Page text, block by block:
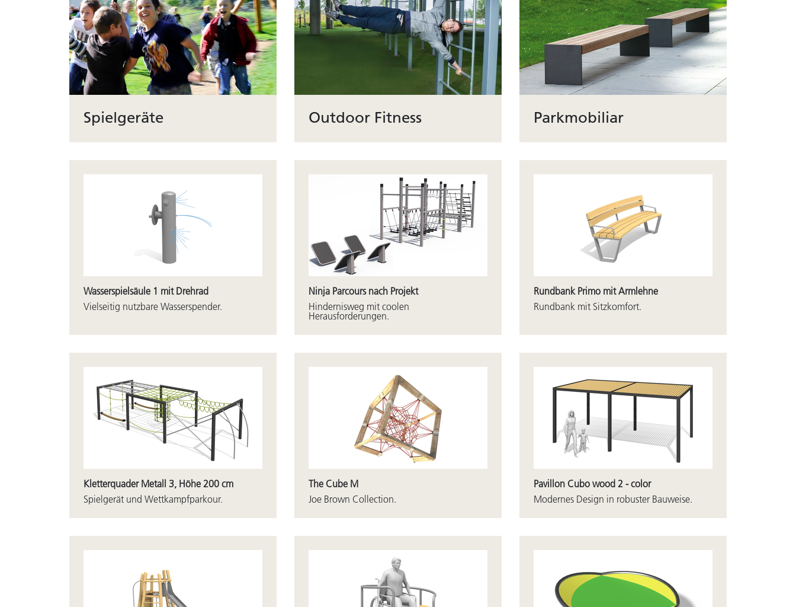
Spielgeräte
Spielwelten in Holz oder Stahl. Natürlich
Outdoor Fitness
Outdoor Fitnessgeräte für unterschiedliche
Zielgruppen. Bewegungsparks machen fit.
Parkmobiliar
Aussenmobiliar reicht über Parkbänke und
Pavillons.
Wasserspielsäule 1 mit Drehrad
Vielseitig nutzbare Wasserspender.
Ninja Parcours nach Projekt
Hindernisweg mit coolen
Herausforderungen.
Rundbank Primo mit Armlehne
Rundbank mit Sitzkomfort.
Kletterquader Metall 3, Höhe 200 cm
Spielgerät und Wettkampfparkour.
The Cube M
Joe Brown Collection.
Pavillon Cubo wood 2 - color
Modernes Design in robuster Bauweise.